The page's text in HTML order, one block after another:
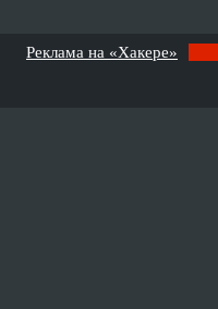
Реклама на «Хакере»